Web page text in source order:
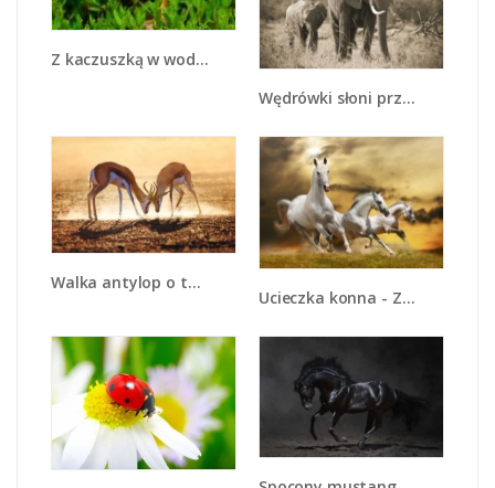
Z kaczuszką w wodzie - Z169
Wędrówki słoni przez sawannę - Z081
Walka antylop o terytorium - Z292
Ucieczka konna - Z179